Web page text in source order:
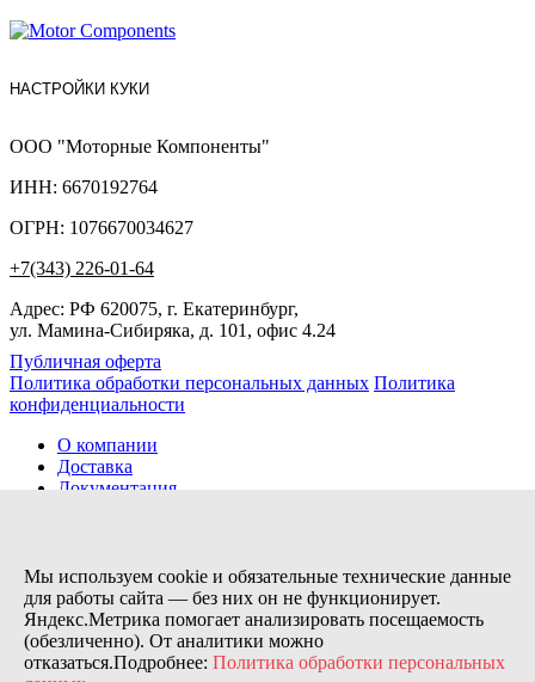
НАСТРОЙКИ КУКИ
ООО "Моторные Компоненты"
ИНН: 6670192764
ОГРН: 1076670034627
+7(343) 226-01-64
Адрес: РФ 620075, г. Екатеринбург,
ул. Мамина-Сибиряка, д. 101, офис 4.24
Публичная оферта
Политика обработки персональных данных Политика
конфиденциальности
О компании
Доставка
Документация
Контакты
Заказов сегодня / Всего
19
11154
Мы используем cookie и обязательные технические данные
для работы сайта — без них он не функционирует.
Яндекс.Метрика помогает анализировать посещаемость
(обезличенно). От аналитики можно
отказаться.Подробнее: Политика обработки персональных